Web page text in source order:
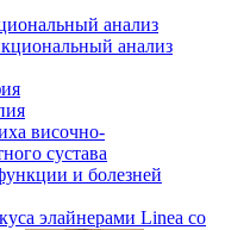
анализ
анализ
височно-
сустава
и болезней
элайнерами Linea со